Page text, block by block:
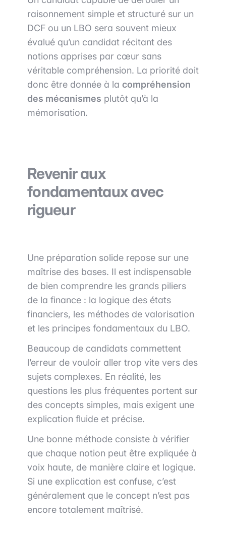
raisonnement simple et structuré sur un
DCF ou un LBO sera souvent mieux
évalué qu’un candidat récitant des
notions apprises par cœur sans
véritable compréhension. La priorité doit
donc être donnée à la compréhension
des mécanismes plutôt qu’à la
mémorisation.
Revenir aux
fondamentaux avec
rigueur
Une préparation solide repose sur une
maîtrise des bases. Il est indispensable
de bien comprendre les grands piliers
de la finance : la logique des états
financiers, les méthodes de valorisation
et les principes fondamentaux du LBO.
Beaucoup de candidats commettent
l’erreur de vouloir aller trop vite vers des
sujets complexes. En réalité, les
questions les plus fréquentes portent sur
des concepts simples, mais exigent une
explication fluide et précise.
Une bonne méthode consiste à vérifier
que chaque notion peut être expliquée à
voix haute, de manière claire et logique.
Si une explication est confuse, c’est
généralement que le concept n’est pas
encore totalement maîtrisé.